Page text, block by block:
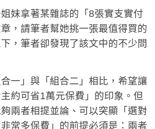
姐妹拿著某雜誌的「8張實支實付
，請筆者幫她挑一張最值得買的
，筆者卻發現了該文中的不少問
一」與「組合二」相比，希望讓
約可省1萬元保費」的印象。但
兩者相提並論、可以突顯「選對
常多保費」的前提必須是：兩者